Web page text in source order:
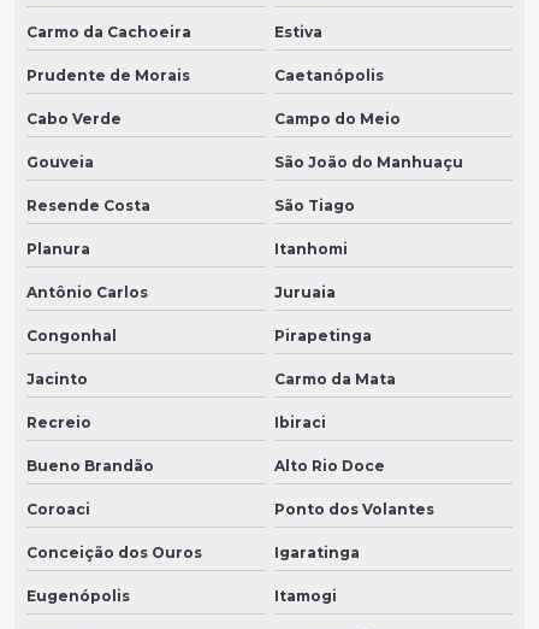
Carmo da Cachoeira Estiva
Prudente de Morais Caetanópolis
Cabo Verde Campo do Meio
Gouveia São João do Manhuaçu
Resende Costa São Tiago
Planura Itanhomi
Antônio Carlos Juruaia
Congonhal Pirapetinga
Jacinto Carmo da Mata
Recreio Ibiraci
Bueno Brandão Alto Rio Doce
Coroaci Ponto dos Volantes
Conceição dos Ouros Igaratinga
Eugenópolis Itamogi